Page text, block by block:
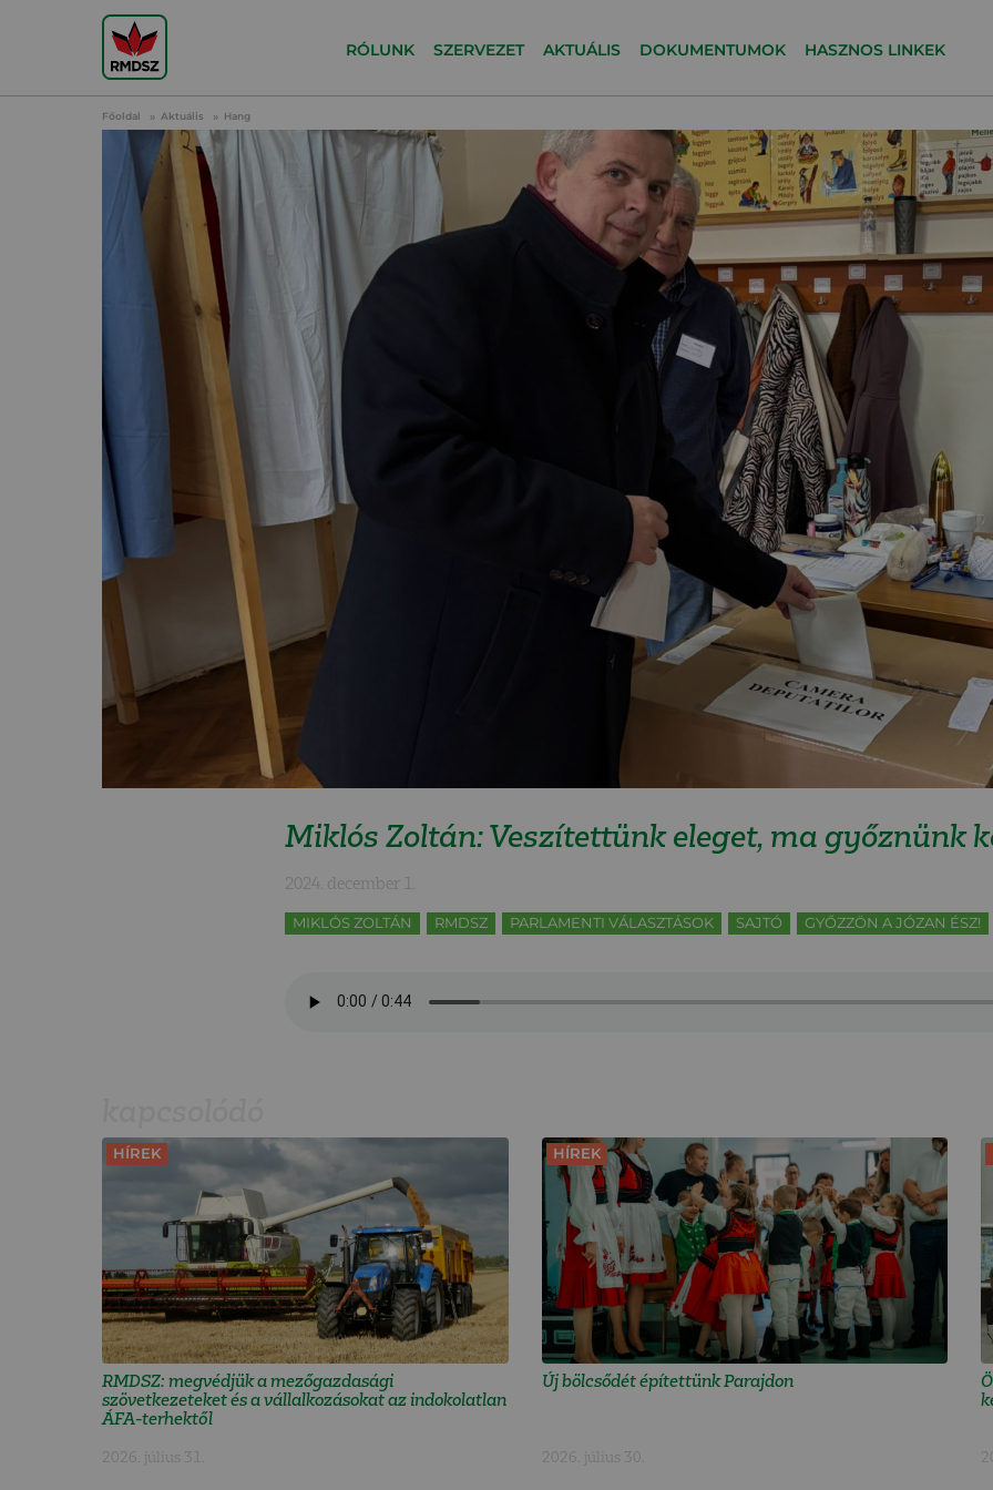
RÓLUNK SZERVEZET AKTUÁLIS DOKUMENTUMOK HASZNOS LINKEK
Főoldal Aktuális Hang
Miklós Zoltán: Veszítettünk eleget, ma győznünk
2024. december 1.
MIKLÓS ZOLTÁN RMDSZ PARLAMENTI VÁLASZTÁSOK SAJTÓ GYŐZZÖN A JÓZAN ÉSZ!
HÍREK
RMDSZ: megvédjük a mezőgazdasági
szövetkezeteket és a vállalkozásokat az indokolatlan
ÁFA-terhektől
2026. július 31.
HÍREK
Új bölcsődét építettünk Parajdon
2026. július 30.